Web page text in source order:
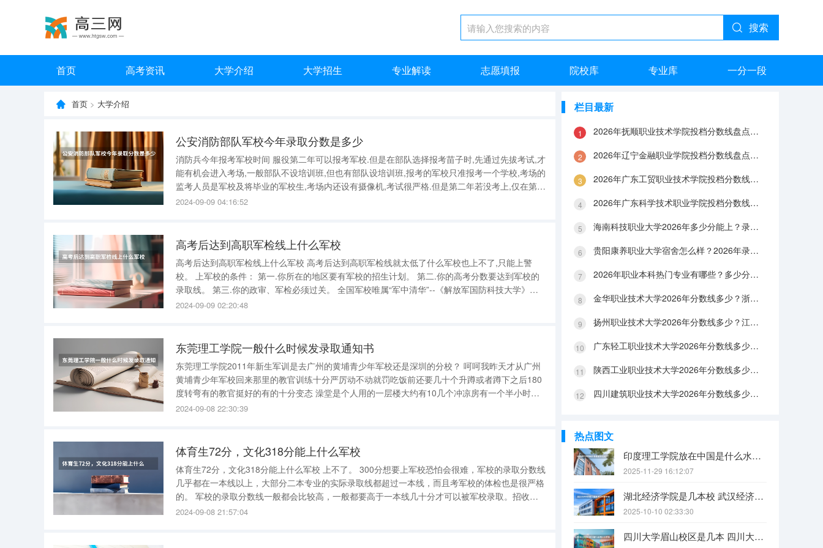
搜索
首页 高考资讯 大学介绍 大学招生 专业解读 志愿填报 院校库 专业库 一分一段
首页 > 大学介绍
公安消防部队军校今年录取分数是多少
消防兵今年报考军校时间 服役第二年可以报考军校.但是在部队选择报考苗子时,先通过先拔考试,才
能有机会进入考场,一般部队不设培训班,但也有部队设培训班,报考的军校只准报考一个学校,考场的
监考人员是军校及将毕业的军校生,考场内还设有摄像机,考试很严格.但是第二年若没考上,仅在第三
年还可以报考一次,但是兵役只有两年,所以.第二年没考上,就得签志愿兵合同（士官）,一期士官三
2024-09-09 04:16:52
高考后达到高职军检线上什么军校
高考后达到高职军检线上什么军校 高考后达到高职军检线就太低了什么军校也上不了,只能上警
校。 上军校的条件： 第一.你所在的地区要有军校的招生计划。 第二.你的高考分数要达到军校的
录取线。 第三.你的政审、军检必须过关。 全国军校唯属“军中清华”--《解放军国防科技大学》的
录取分是最高的； 各军校（包括国防科技大学）都有招收文科生的、但名额都非常少、部分地区
2024-09-09 02:20:48
东莞理工学院一般什么时候发录取通知书
东莞理工学院2011年新生军训是去广州的黄埔青少年军校还是深圳的分校？ 呵呵我昨天才从广州
黄埔青少年军校回来那里的教官训练十分严厉动不动就罚吃饭前还要几十个升蹲或者蹲下之后180
度转弯有的教官挺好的有的十分变态 澡堂是个人用的一层楼大约有10几个冲凉房有一个半小时不
过也不过是刚刚够因为实在太多人了最好就一吃完饭放下碗立即冲去洗澡衣架有个宿舍是有的被子
2024-09-08 22:30:39
体育生72分，文化318分能上什么军校
体育生72分，文化318分能上什么军校 上不了。 300分想要上军校恐怕会很难，军校的录取分数线
几乎都在一本线以上，大部分二本专业的实际录取线都超过一本线，而且考军校的体检也是很严格
的。 军校的录取分数线一般都会比较高，一般都要高于一本线几十分才可以被军校录取。招收女
生的名额更是少，录取分数更是要超过一本线60分以上，政审体检都过关，才有可能。像是国防科
2024-09-08 21:57:04
栏目最新
2026年抚顺职业技术学院投档分数线盘点：录取分数、生活与就业指南
2026年辽宁金融职业学院投档分数线盘点：录取分数、生活与就业指南
2026年广东工贸职业技术学院投档分数线盘点：录取分数、生活与就业指南
2026年广东科学技术职业学院投档分数线盘点：录取分数、生活与就业指南
海南科技职业大学2026年多少分能上？录取分数线与生活成本解答
贵阳康养职业大学宿舍怎么样？2026年录取分数、费用及入学手续
2026年职业本科热门专业有哪些？多少分能上？绿牌专业有哪些？
金华职业技术大学2026年分数线多少？浙江考生563分能上吗？机械专业好就业吗？
扬州职业技术大学2026年分数线多少？江苏考生528分能上吗？医养照护好就业吗？
广东轻工职业技术大学2026年分数线多少？广东考生542分能上吗？
陕西工业职业技术大学2026年分数线多少？陕西考生355分能上吗？机械专业好就业吗？
四川建筑职业技术大学2026年分数线多少？四川考生510分能上吗？建筑专业好就业吗？
热点图文
印度理工学院放在中国是什么水平？
2025-11-29 16:12:07
湖北经济学院是几本校 武汉经济学院是几本
2025-10-10 02:33:30
四川大学眉山校区是几本 四川大学锦江学院是几本？咋样？